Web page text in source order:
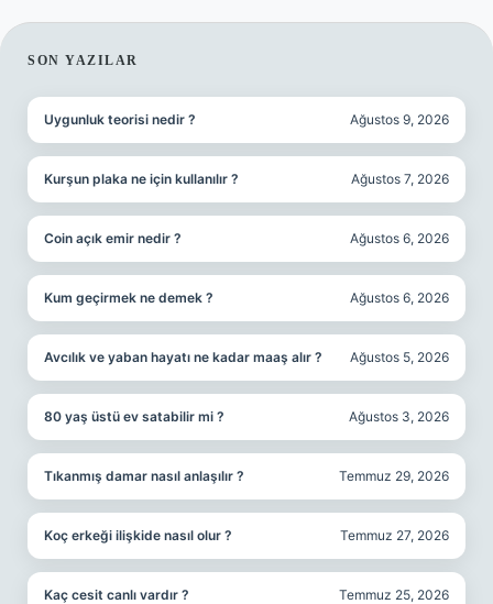
SIDEBAR
SON YAZILAR
Uygunluk teorisi nedir ? Ağustos 9, 2026
Kurşun plaka ne için kullanılır ? Ağustos 7, 2026
Coin açık emir nedir ? Ağustos 6, 2026
Kum geçirmek ne demek ? Ağustos 6, 2026
Avcılık ve yaban hayatı ne kadar maaş alır ? Ağustos 5, 2026
80 yaş üstü ev satabilir mi ? Ağustos 3, 2026
Tıkanmış damar nasıl anlaşılır ? Temmuz 29, 2026
Koç erkeği ilişkide nasıl olur ? Temmuz 27, 2026
Kaç cesit canlı vardır ? Temmuz 25, 2026